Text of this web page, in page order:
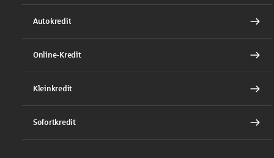
Autokredit
Online-Kredit
Kleinkredit
Sofortkredit